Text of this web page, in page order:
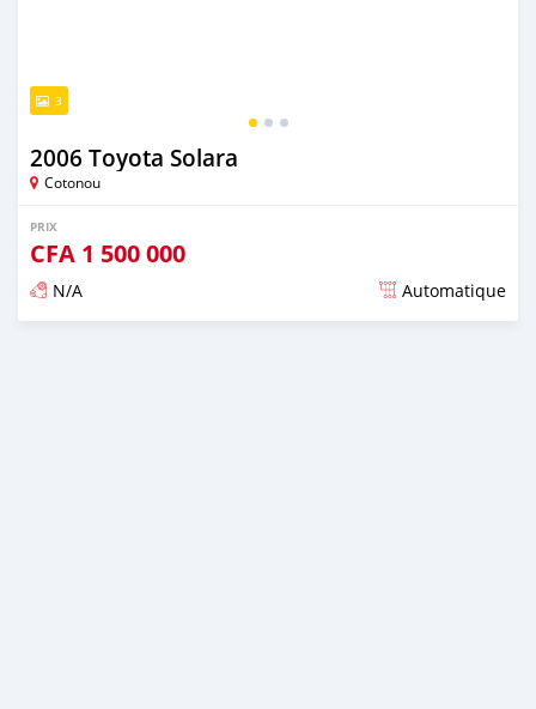
3
2006 Toyota Solara
Cotonou
PRIX
CFA 1 500 000
N/A Automatique